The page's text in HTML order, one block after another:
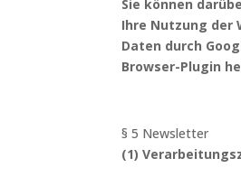
Sie können
Ihre Nutzung der
Daten durch
Browser-Plugin
§ 5 Newsletter
(1)